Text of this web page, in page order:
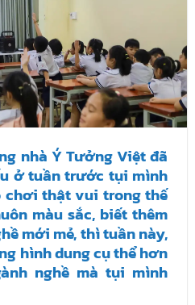
nhà Ý Tưởng Việt đã
ở tuần trước tụi mình
chơi thật vui trong thế
màu sắc, biết thêm
mới mẻ, thì tuần này,
hình dung cụ thể hơn
nghề mà tụi mình